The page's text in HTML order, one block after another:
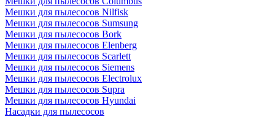
Мешки для пылесосов Nilfisk
Мешки для пылесосов Sumsung
Мешки для пылесосов Bork
Мешки для пылесосов Elenberg
Мешки для пылесосов Scarlett
Мешки для пылесосов Siemens
Мешки для пылесосов Electrolux
Мешки для пылесосов Supra
Мешки для пылесосов Hyundai
Насадки для пылесосов